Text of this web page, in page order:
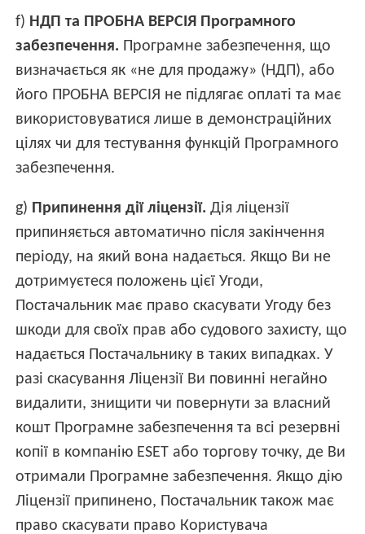
f) НДП та ПРОБНА ВЕРСІЯ Програмного
забезпечення. Програмне забезпечення, що
визначається як «не для продажу» (НДП), або
його ПРОБНА ВЕРСІЯ не підлягає оплаті та має
використовуватися лише в демонстраційних
цілях чи для тестування функцій Програмного
забезпечення.
g) Припинення дії ліцензії. Дія ліцензії
припиняється автоматично після закінчення
періоду, на який вона надається. Якщо Ви не
дотримуєтеся положень цієї Угоди,
Постачальник має право скасувати Угоду без
шкоди для своїх прав або судового захисту, що
надається Постачальнику в таких випадках. У
разі скасування Ліцензії Ви повинні негайно
видалити, знищити чи повернути за власний
кошт Програмне забезпечення та всі резервні
копії в компанію ESET або торгову точку, де Ви
отримали Програмне забезпечення. Якщо дію
Ліцензії припинено, Постачальник також має
право скасувати право Користувача